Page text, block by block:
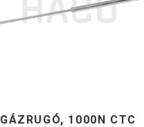
GÁZRUGÓ, 1000N CTC